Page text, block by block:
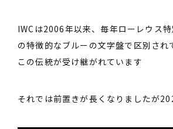
IWCは2006年以来、毎年ローレウス
の特徴的なブルーの文字盤で区別さ
この伝統が受け継がれています
それでは前置きが長くなりましたが